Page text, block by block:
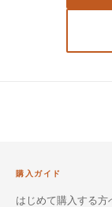
購入ガイド
はじめて購入する方